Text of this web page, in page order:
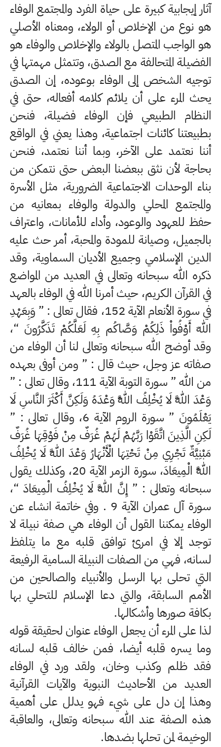
آثار إيجابية كبيرة على حياة الفرد والمجتمع الوفاء
هو نوع من الإخلاص أو الولاء، ومعناه الأصلي
هو الواجب المتصل بالولاء والإخلاص والوفاء هو
الفضيلة المتحالفة مع الصدق، وتتمثل مهمتها في
توجيه الشخص إلى الوفاء بوعوده، إن الصدق
يحث المرء على أن يلائم كلامه أفعاله، حتى في
النظام الطبيعي فإن الوفاء فضيلة، فنحن
بطبيعتنا كائنات اجتماعية، وهذا يعني في الواقع
أننا نعتمد على الآخر، وبما أننا نعتمد، فنحن
بحاجة لأن نثق ببعضنا البعض حتى نتمكن من
بناء الوحدات الاجتماعية الضرورية، مثل الأسرة
والمجتمع المحلي والدولة والوفاء بمعانيه من
حفظ للعهود والوعود، وأداء للأمانات، واعتراف
بالجميل، وصيانة للمودة والمحبة، أمر حث عليه
الدين الإسلامي وجميع الأديان السماوية، وقد
ذكره الله سبحانه وتعالى في العديد من المواضع
في القرآن الكريم، حيث أمرنا الله في الوفاء بالعهد
في سورة الأنعام الآية 152، فقال تعالى : ” وَبِعَهْدِ
اللهِ أَوْفُواْ ذَلِكُمْ وَصَّاكُم بِهِ لَعَلَّكُمْ تَذَكَّرُونَ “،
وقد أوضح الله سبحانه وتعالى لنا أن الوفاء من
صفاته عز وجل، حيث قال : ” ومن أوفى بعهده
من الله ” سورة التوبة الآية 111، وقال تعالى : ”
وَعْدَ اللَّهِ لَا يُخْلِفُ اللَّهُ وَعْدَهُ وَلَكِنَّ أَكْثَرَ النَّاسِ لَا
يَعْلَمُونَ ” سورة الروم الآية 6، وقال تعالى : ”
لَكِنِ الَّذِينَ اتَّقَوْا رَبَّهُمْ لَهُمْ غُرَفٌ مِنْ فَوْقِهَا غُرَفٌ
مَبْنِيَّةٌ تَجْرِي مِنْ تَحْتِهَا الْأَنْهَارُ وَعْدَ اللَّهِ لَا يُخْلِفُ
اللَّهُ الْمِيعَادَ، سورة الزمر الآية 20، وكذلك يقول
سبحانه وتعالى : ” إِنَّ اللَّهَ لَا يُخْلِفُ الْمِيعَادَ “،
سورة آل عمران الآية 9 . وفي خاتمة انشاء عن
الوفاء يمكننا القول أن الوفاء هي صفة نبيلة لا
توجد إلا في امرئ توافق قلبه مع ما يتلفظ
لسانه، فهي من الصفات النبيلة السامية الرفيعة
التي تحلى بها الرسل والأنبياء والصالحين من
الأمم السابقة، والتي دعا الإسلام للتحلي بها
بكافة صورها وأشكالها.
لذا على المرء أن يجعل الوفاء عنوان لحقيقة قوله
وما يسره قلبه أيضا، فمن خالف قلبه لسانه
فقد ظلم وكذب وخان، ولقد ورد في الوفاء
العديد من الأحاديث النبوية والآيات القرآنية
وهذا إن دل على شيء فهو يدلل على أهمية
هذه الصفة عند الله سبحانه وتعالى، والعاقبة
الوخيمة لمن تحلها بضدها.